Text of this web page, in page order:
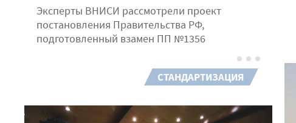
Эксперты ВНИСИ рассмотрели проект
постановления Правительства РФ,
подготовленный взамен ПП №1356
СТАНДАРТИЗАЦИЯ